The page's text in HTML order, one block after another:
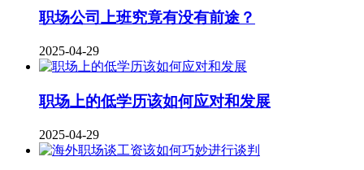
职场公司上班究竟有没有前途？
2025-04-29
职场上的低学历该如何应对和发展
2025-04-29